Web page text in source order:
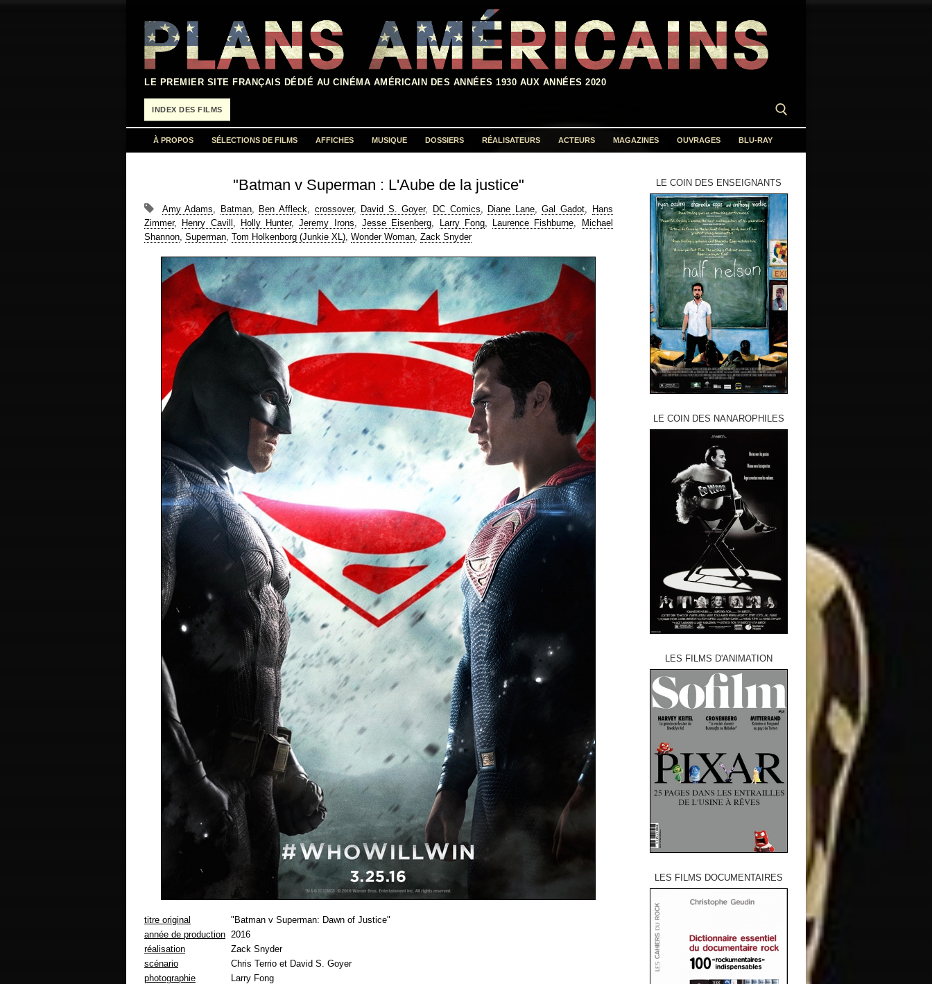
contenu
LE PREMIER SITE FRANÇAIS DÉDIÉ AU CINÉMA AMÉRICAIN DES ANNÉES 1930 AUX ANNÉES 2020
INDEX DES FILMS
À PROPOS SÉLECTIONS DE FILMS AFFICHES MUSIQUE DOSSIERS RÉALISATEURS ACTEURS MAGAZINES OUVRAGES BLU-RAY
"Batman v Superman : L'Aube de la justice"
Amy Adams, Batman, Ben Affleck, crossover, David S. Goyer, DC Comics, Diane Lane,Gal Gadot,
Hans
Zimmer, Henry Cavill , Holly Hunter,Jeremy Irons, Jesse Eisenberg, Larry Fong, Laurence Fishburne,
Michael
Shannon, Superman, Tom Holkenborg (Junkie XL), Wonder Woman, Zack Snyder
titre original
"Batman v Superman: Dawn of Justice"
année de production 2016
réalisation
Zack Snyder
scénario
Chris Terrio et David S. Goyer
photographie
Larry Fong
LE COIN DES ENSEIGNANTS
LE COIN DES NANAROPHILES
LES FILMS D'ANIMATION
LES FILMS DOCUMENTAIRES